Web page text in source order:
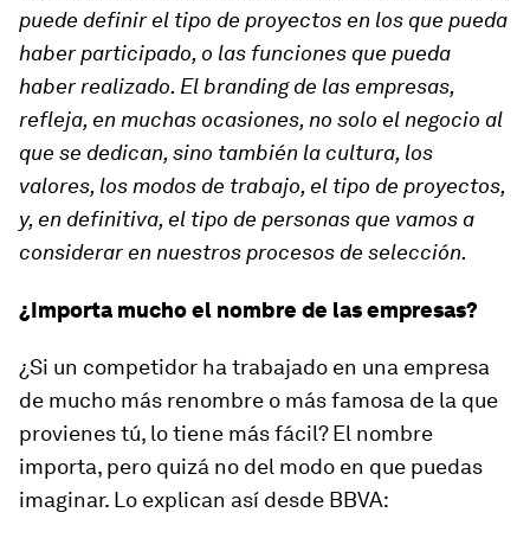
puede definir el tipo de proyectos en los que pueda
haber participado, o las funciones que pueda
haber realizado. El branding de las empresas,
refleja, en muchas ocasiones, no solo el negocio al
que se dedican, sino también la cultura, los
valores, los modos de trabajo, el tipo de proyectos,
y, en definitiva, el tipo de personas que vamos a
considerar en nuestros procesos de selección.​
¿Importa mucho el nombre de las empresas?
¿Si un competidor ha trabajado en una empresa
de mucho más renombre o más famosa de la que
provienes tú, lo tiene más fácil? El nombre
importa, pero quizá no del modo en que puedas
imaginar. Lo explican así desde BBVA: